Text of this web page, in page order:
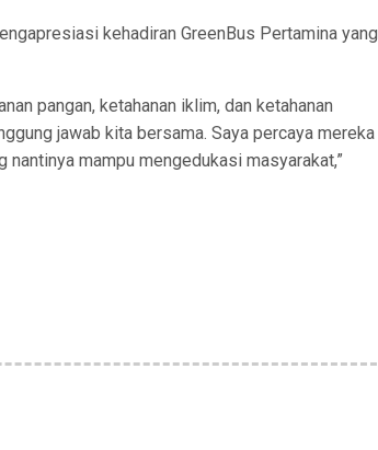
kehadiran GreenBus Pertamina yang
pangan, ketahanan iklim, dan ketahanan
jawab kita bersama. Saya percaya mereka
mampu mengedukasi masyarakat,”